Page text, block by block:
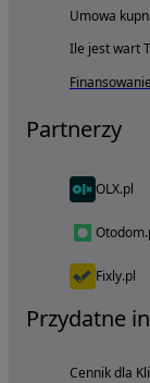
Umowa
Ile jest wart
Finansowanie
Partnerzy
OLX.pl
Fixly.pl
Przydatne
Cennik dla